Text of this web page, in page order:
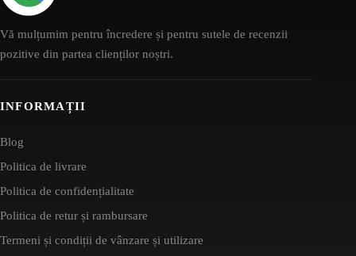
Vă mulțumim pentru încredere și pentru sutele de recenzii
pozitive din partea clienților noștri.
INFORMAȚII
Blog
Politica de livrare
Politica de confidențialitate
Politica de retur și rambursare
Termeni și condiții de vânzare și utilizare